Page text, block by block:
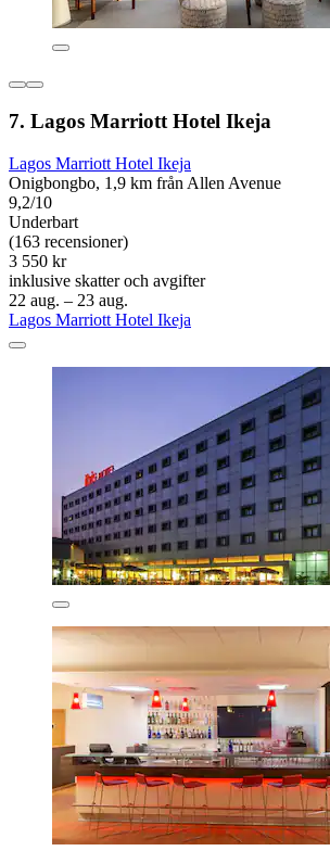
7. Lagos Marriott Hotel Ikeja
Lagos Marriott Hotel Ikeja
Onigbongbo, 1,9 km från Allen Avenue
9,2/10
Underbart
(163 recensioner)
3 550 kr
inklusive skatter och avgifter
22 aug. – 23 aug.
Lagos Marriott Hotel Ikeja